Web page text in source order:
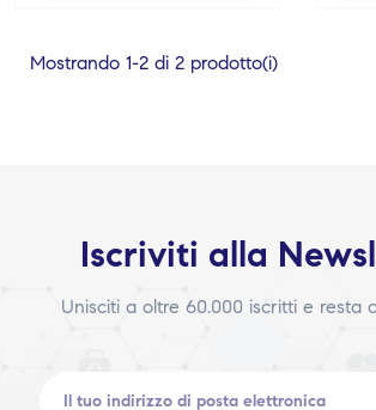
Mostrando 1-2 di 2 prodotto(i)
Iscriviti alla
Unisciti a oltre 60.000 iscritti e resta